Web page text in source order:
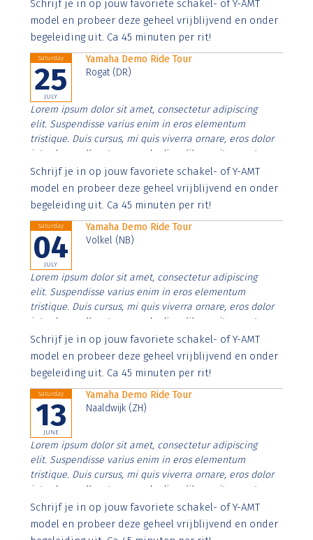
imperdiet. Nunc ut sem vitae risus tristique posuere.
Schrijf je in op jouw favoriete schakel- of Y-AMT
model en probeer deze geheel vrijblijvend en onder
begeleiding uit. Ca 45 minuten per rit!
Saturday
25
JULY
Yamaha Demo Ride Tour
Rogat (DR)
Lorem ipsum dolor sit amet, consectetur adipiscing
elit. Suspendisse varius enim in eros elementum
tristique. Duis cursus, mi quis viverra ornare, eros dolor
interdum nulla, ut commodo diam libero vitae erat.
Aenean faucibus nibh et justo cursus id rutrum lorem
imperdiet. Nunc ut sem vitae risus tristique posuere.
Schrijf je in op jouw favoriete schakel- of Y-AMT
model en probeer deze geheel vrijblijvend en onder
begeleiding uit. Ca 45 minuten per rit!
Saturday
04
JULY
Yamaha Demo Ride Tour
Volkel (NB)
Lorem ipsum dolor sit amet, consectetur adipiscing
elit. Suspendisse varius enim in eros elementum
tristique. Duis cursus, mi quis viverra ornare, eros dolor
interdum nulla, ut commodo diam libero vitae erat.
Aenean faucibus nibh et justo cursus id rutrum lorem
imperdiet. Nunc ut sem vitae risus tristique posuere.
Schrijf je in op jouw favoriete schakel- of Y-AMT
model en probeer deze geheel vrijblijvend en onder
begeleiding uit. Ca 45 minuten per rit!
Saturday
13
JUNE
Yamaha Demo Ride Tour
Naaldwijk (ZH)
Lorem ipsum dolor sit amet, consectetur adipiscing
elit. Suspendisse varius enim in eros elementum
tristique. Duis cursus, mi quis viverra ornare, eros dolor
interdum nulla, ut commodo diam libero vitae erat.
Aenean faucibus nibh et justo cursus id rutrum lorem
imperdiet. Nunc ut sem vitae risus tristique posuere.
Schrijf je in op jouw favoriete schakel- of Y-AMT
model en probeer deze geheel vrijblijvend en onder